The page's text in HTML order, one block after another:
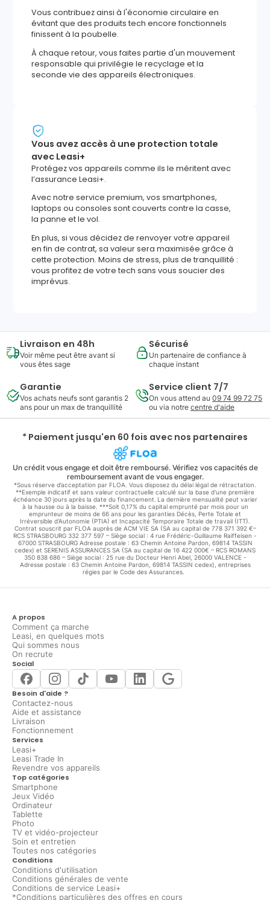
Vous contribuez ainsi à l'économie circulaire en
évitant que des produits tech encore fonctionnels
finissent à la poubelle.
À chaque retour, vous faites partie d'un mouvement
responsable qui privilégie le recyclage et la
seconde vie des appareils électroniques.
Vous avez accès à une protection totale
avec Leasi+
Protégez vos appareils comme ils le méritent avec
l’assurance Leasi+.
Avec notre service premium, vos smartphones,
laptops ou consoles sont couverts contre la casse,
la panne et le vol.
En plus, si vous décidez de renvoyer votre appareil
en fin de contrat, sa valeur sera maximisée grâce à
cette protection. Moins de stress, plus de tranquillité :
vous profitez de votre tech sans vous soucier des
imprévus.
Livraison en 48h
Voir même peut être avant si
vous êtes sage
Sécurisé
Un partenaire de confiance à
chaque instant
Garantie
Vos achats neufs sont garantis 2
ans pour un max de tranquillité
Service client 7/7
On vous attend au 09 74 99 72 75
ou via notre centre d'aide
* Paiement jusqu'en 60 fois avec nos partenaires
Un crédit vous engage et doit être remboursé. Vérifiez vos capacités de
remboursement avant de vous engager.
*Sous réserve d’acceptation par FLOA. Vous disposez du délai légal de rétractation.
**Exemple indicatif et sans valeur contractuelle calculé sur la base d'une première
échéance 30 jours après la date du financement. La dernière mensualité peut varier
à la hausse ou à la baisse. ***Soit 0,17% du capital emprunté par mois pour un
emprunteur de moins de 66 ans pour les garanties Décès, Perte Totale et
Irréversible d'Autonomie (PTIA) et Incapacité Temporaire Totale de travail (ITT).
Contrat souscrit par FLOA auprès de ACM VIE SA (SA au capital de 778 371 392 €–
RCS STRASBOURG 332 377 597 – Siège social : 4 rue Frédéric-Guillaume Raiffeisen -
67000 STRASBOURG Adresse postale : 63 Chemin Antoine Pardon, 69814 TASSIN
cedex) et SERENIS ASSURANCES SA (SA au capital de 16 422 000€ – RCS ROMANS
350 838 686 – Siège social : 25 rue du Docteur Henri Abel, 26000 VALENCE -
Adresse postale : 63 Chemin Antoine Pardon, 69814 TASSIN cedex), entreprises
régies par le Code des Assurances.
A propos
Comment ça marche
Leasi, en quelques mots
Qui sommes nous
On recrute
Social
Besoin d'aide ?
Contactez-nous
Aide et assistance
Livraison
Fonctionnement
Services
Leasi+
Leasi Trade In
Revendre vos appareils
Top catégories
Smartphone
Jeux Vidéo
Ordinateur
Tablette
Photo
TV et vidéo-projecteur
Soin et entretien
Toutes nos catégories
Conditions
Conditions d'utilisation
Conditions générales de vente
Conditions de service Leasi+
*Conditions particulières des offres en cours